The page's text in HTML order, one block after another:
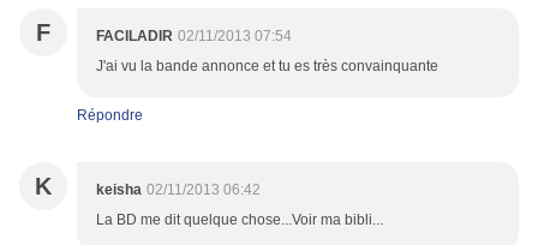
F FACILADIR 02/11/2013 07:54
J'ai vu la bande annonce et tu es très convainquante
Répondre
K keisha 02/11/2013 06:42
La BD me dit quelque chose...Voir ma bibli...